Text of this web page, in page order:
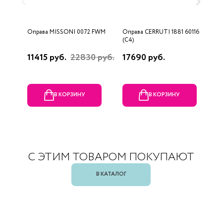
Оправа MISSONI 0072 FWM
11415 руб. 22830 руб.
В КОРЗИНУ
Оправа CERRUTI 1881 60116
(C4)
17690 руб.
В КОРЗИНУ
С ЭТИМ ТОВАРОМ ПОКУПАЮТ
В КАТАЛОГ